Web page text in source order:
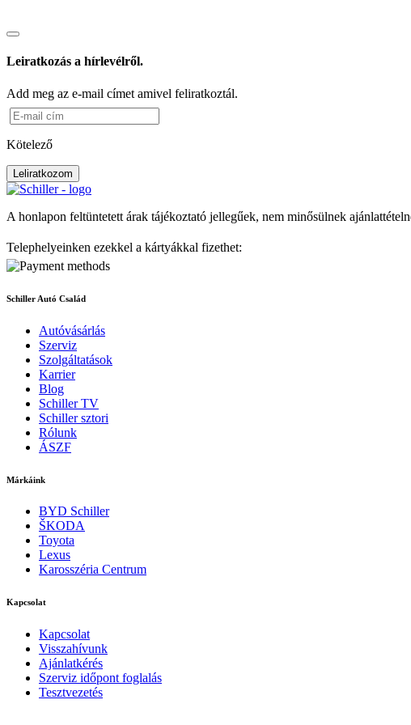
Leiratkozás a hírlevélről.
Add meg az e-mail címet amivel feliratkoztál.
Kötelező
Leliratkozom
A honlapon feltüntetett árak tájékoztató jellegűek, nem minősülnek
Telephelyeinken ezekkel a kártyákkal fizethet:
Schiller Autó Család
Autóvásárlás
Szerviz
Szolgáltatások
Karrier
Blog
Schiller TV
Schiller sztori
Rólunk
ÁSZF
Márkáink
BYD Schiller
ŠKODA
Toyota
Lexus
Karosszéria Centrum
Kapcsolat
Kapcsolat
Visszahívunk
Ajánlatkérés
Szerviz időpont foglalás
Tesztvezetés